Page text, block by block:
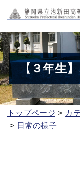
【３年生
トップページ カ
日常の様子